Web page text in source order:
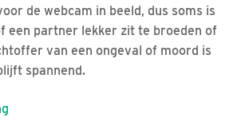
de webcam in beeld, dus soms is
een partner lekker zit te broeden of
van een ongeval of moord is
spannend.